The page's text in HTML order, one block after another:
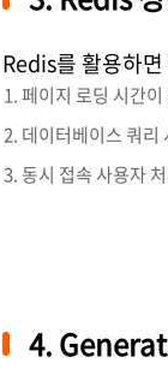
Redis를 활용하
페이지 로딩 시간
데이터베이스 쿼리
동시 접속 사용자
4.